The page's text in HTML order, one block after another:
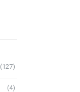
(127)
(4)